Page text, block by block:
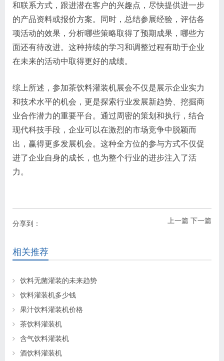
和联系方式，跟进潜在客户的兴趣点，尽快提供进一步
的产品资料或报价方案。同时，总结参展经验，评估各
项活动的效果，分析哪些策略取得了预期成果，哪些方
面还有待改进。这种持续的学习和调整过程有助于企业
在未来的活动中取得更好的成绩。
综上所述，参加茶饮料灌装机展会不仅是展示企业实力
和技术水平的机会，更是探索行业发展新趋势、挖掘商
业合作潜力的重要平台。通过周密的策划和执行，结合
现代科技手段，企业可以在激烈的市场竞争中脱颖而
出，赢得更多发展机会。这种全方位的参与方式不仅促
进了企业自身的成长，也为整个行业的进步注入了活
力。
上一篇 下一篇
分享到：
相关推荐
饮料无菌灌装的未来趋势
饮料灌装机多少钱
果汁饮料灌装机价格
茶饮料灌装机
含气饮料灌装机
酒饮料灌装机